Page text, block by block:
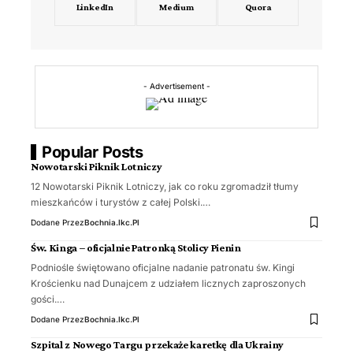
LinkedIn Medium Quora
- Advertisement -
Popular Posts
Nowotarski Piknik Lotniczy
12 Nowotarski Piknik Lotniczy, jak co roku zgromadził tłumy
mieszkańców i turystów z całej Polski.…
Dodane PrzezBochnia.ikc.pl
Św. Kinga – oficjalnie Patronką Stolicy Pienin
Podniośle świętowano oficjalne nadanie patronatu św. Kingi
Krościenku nad Dunajcem z udziałem licznych zaproszonych
gości.…
Dodane PrzezBochnia.ikc.pl
Szpital z Nowego Targu przekaże karetkę dla Ukrainy